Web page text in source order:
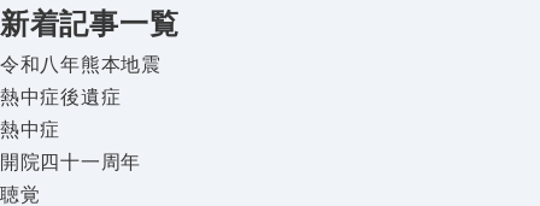
新着記事一覧
令和八年熊本地震
熱中症後遺症
熱中症
開院四十一周年
聴覚